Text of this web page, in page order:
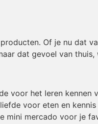
Of je nu dat
dat gevoel van
voor het leren kennen
voor eten en
mini mercado voor je